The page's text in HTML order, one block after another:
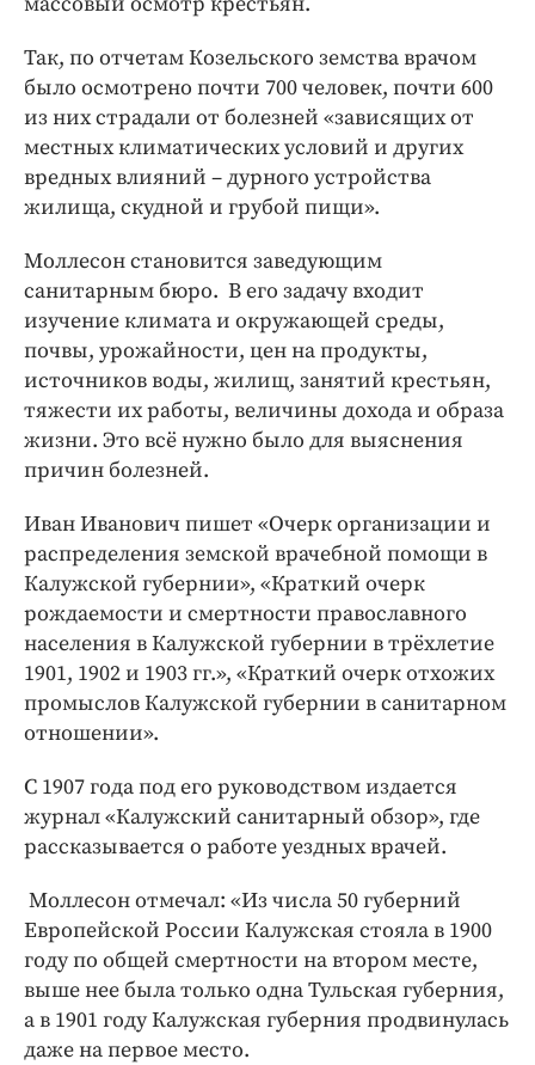
Так, по отчетам Козельского земства врачом
было осмотрено почти 700 человек, почти 600
из них страдали от болезней «зависящих от
местных климатических условий и других
вредных влияний – дурного устройства
жилища, скудной и грубой пищи».
Моллесон становится заведующим
санитарным бюро. В его задачу входит
изучение климата и окружающей среды,
почвы, урожайности, цен на продукты,
источников воды, жилищ, занятий крестьян,
тяжести их работы, величины дохода и образа
жизни. Это всё нужно было для выяснения
причин болезней.
Иван Иванович пишет «Очерк организации и
распределения земской врачебной помощи в
Калужской губернии», «Краткий очерк
рождаемости и смертности православного
населения в Калужской губернии в трёхлетие
1901, 1902 и 1903 гг.», «Краткий очерк отхожих
промыслов Калужской губернии в санитарном
отношении».
С 1907 года под его руководством издается
журнал «Калужский санитарный обзор», где
рассказывается о работе уездных врачей.
Моллесон отмечал: «Из числа 50 губерний
Европейской России Калужская стояла в 1900
году по общей смертности на втором месте,
выше нее была только одна Тульская губерния,
а в 1901 году Калужская губерния продвинулась
даже на первое место.